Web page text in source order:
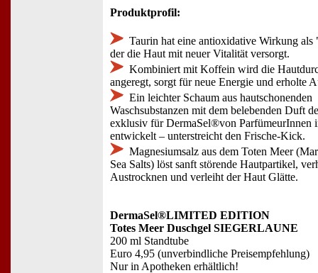
Produktprofil:
Taurin hat eine antioxidative Wirkung als
der die Haut mit neuer Vitalität versorgt.
Kombiniert mit Koffein wird die
angeregt, sorgt für neue Energie und erholte
Ein leichter Schaum aus hautschonenden
Waschsubstanzen mit dem belebenden Duft
exklusiv für DermaSel®von ParfümeurInnen
entwickelt – unterstreicht den Frische-Kick.
Magnesiumsalz aus dem Toten Meer
Sea Salts) löst sanft störende Hautpartikel,
Austrocknen und verleiht der Haut Glätte.
DermaSel®LIMITED EDITION
Totes Meer Duschgel SIEGERLAUNE
200 ml Standtube
Euro 4,95 (unverbindliche Preisempfehlung)
Nur in Apotheken erhältlich!